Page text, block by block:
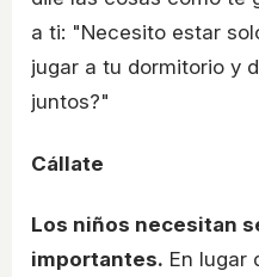
a ti: "Necesito estar
jugar a tu dormitorio y
juntos?"
Cállate
Los niños necesitan
importantes. En lugar